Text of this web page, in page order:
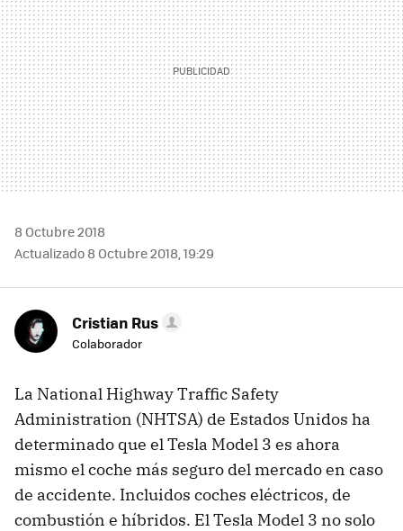
8 Octubre 2018
Actualizado 8 Octubre 2018, 19:29
Cristian Rus
Colaborador
La National Highway Traffic Safety
Administration (NHTSA) de Estados Unidos ha
determinado que el Tesla Model 3 es ahora
mismo el coche más seguro del mercado en caso
de accidente. Incluidos coches eléctricos, de
combustión e híbridos. El Tesla Model 3 no solo